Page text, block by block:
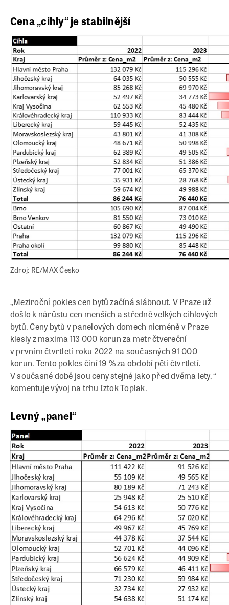
Cena „cihly“ je stabilnější
Zdroj: RE/MAX Česko
„Meziroční pokles cen bytů začíná slábnout. V Praze už
došlo k nárůstu cen menších a středně velkých cihlových
bytů. Ceny bytů v panelových domech nicméně v Praze
klesly z maxima 113 000 korun za metr čtvereční
v prvním čtvrtletí roku 2022 na současných 91 000
korun. Tento pokles činí 19 % za období pěti čtvrtletí.
V současné době jsou ceny stejné jako před dvěma lety, “
komentuje vývoj na trhu Iztok Toplak.
Levný „panel“